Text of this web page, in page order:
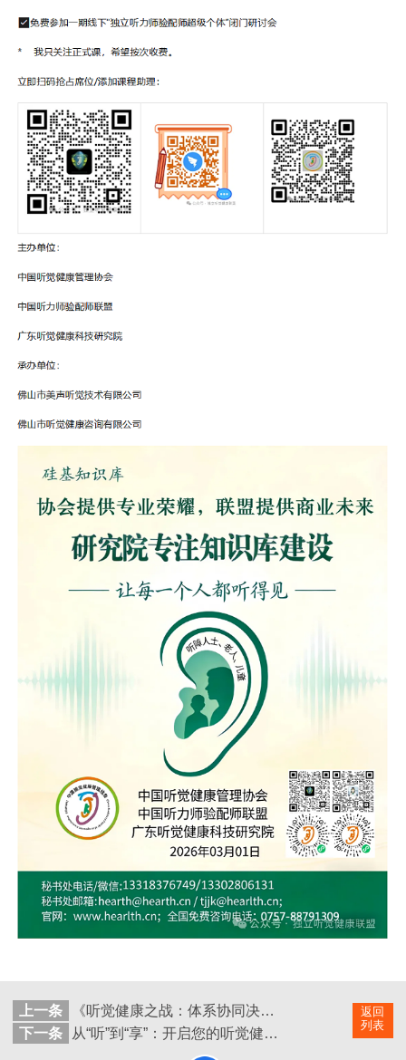
返回
列表
上一条
《听觉健康之战：体系协同决胜无声战场》
下一条
从“听”到“享”：开启您的听觉健康事业新篇章